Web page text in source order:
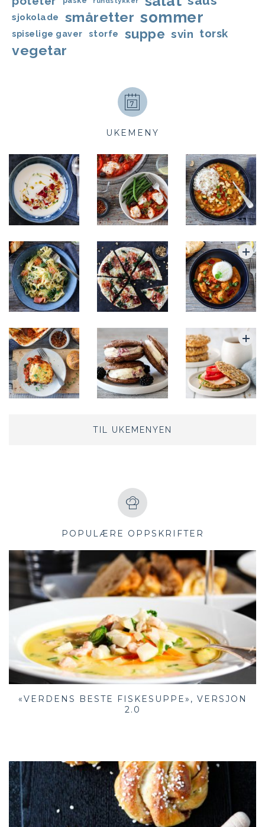
sjokolade småretter sommer
spiselige gaver storfe suppe svin torsk
vegetar
UKEMENY
TIL UKEMENYEN
POPULÆRE OPPSKRIFTER
«VERDENS BESTE FISKESUPPE», VERSJON
2.0